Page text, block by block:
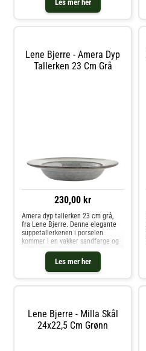
Les mer her
serien perfekt for enhver
anledning, fra formelle middage
Lene Bjerre - Amera Dyp
Tallerken 23 Cm Grå
230,00 kr
Les mer her
Amera dyp tallerken 23 cm grå,
fra Lene Bjerre. Denne elegante
suppetallerkenen i porselen
kommer i en vakker sandfarge og
Suppetallerkenen er en del av den
populære Amera-serien, kjent for
sin unike dobbelte reaktive glasur.
Lene Bjerre - Milla Skål
24x22,5 Cm Grønn